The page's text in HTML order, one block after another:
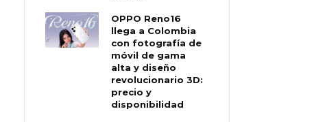
OPPO Reno16
llega a Colombia
con fotografía de
móvil de gama
alta y diseño
revolucionario 3D:
precio y
disponibilidad